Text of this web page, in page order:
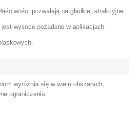
pozwalają na gładkie, atrakcyjne
wysoce pożądane w aplikacjach
wyróżnia się w wielu obszarach,
ograniczenia: